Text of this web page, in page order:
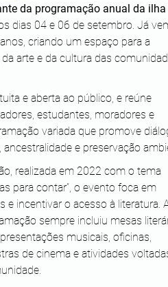
da programação anual da ilha
dias 04 e 06 de setembro. Já
criando um espaço para a
da arte e da cultura das
e aberta ao público, e reúne
estudantes, moradores e
variada que promove
ancestralidade e preservação
realizada em 2022 com o tema
para contar”, o evento foca em
e incentivar o acesso à literatura.
sempre incluiu mesas
musicais, oficinas,
de cinema e atividades